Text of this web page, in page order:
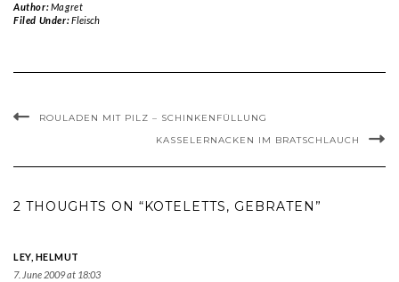
Author:Magret
Filed Under:Fleisch
ROULADEN MIT PILZ – SCHINKENFÜLLUNG
KASSELERNACKEN IM BRATSCHLAUCH
2 THOUGHTS ON “KOTELETTS, GEBRATEN”
LEY, HELMUT
7. June 2009 at 18:03